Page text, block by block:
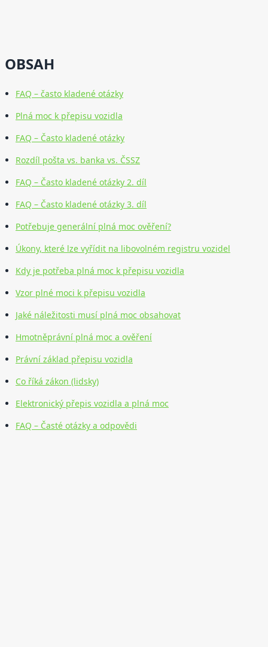
OBSAH
FAQ – často kladené otázky
Plná moc k přepisu vozidla
FAQ – Často kladené otázky
Rozdíl pošta vs. banka vs. ČSSZ
FAQ – Často kladené otázky 2. díl
FAQ – Často kladené otázky 3. díl
Potřebuje generální plná moc ověření?
Úkony, které lze vyřídit na libovolném registru vozidel
Kdy je potřeba plná moc k přepisu vozidla
Vzor plné moci k přepisu vozidla
Jaké náležitosti musí plná moc obsahovat
Hmotněprávní plná moc a ověření
Právní základ přepisu vozidla
Co říká zákon (lidsky)
Elektronický přepis vozidla a plná moc
FAQ – Časté otázky a odpovědi